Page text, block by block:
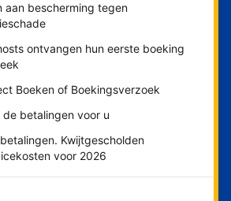
aan bescherming tegen
ontvangen hun eerste boeking
Boeken of Boekingsverzoek
betalingen voor u
Kwijtgescholden
voor 2026